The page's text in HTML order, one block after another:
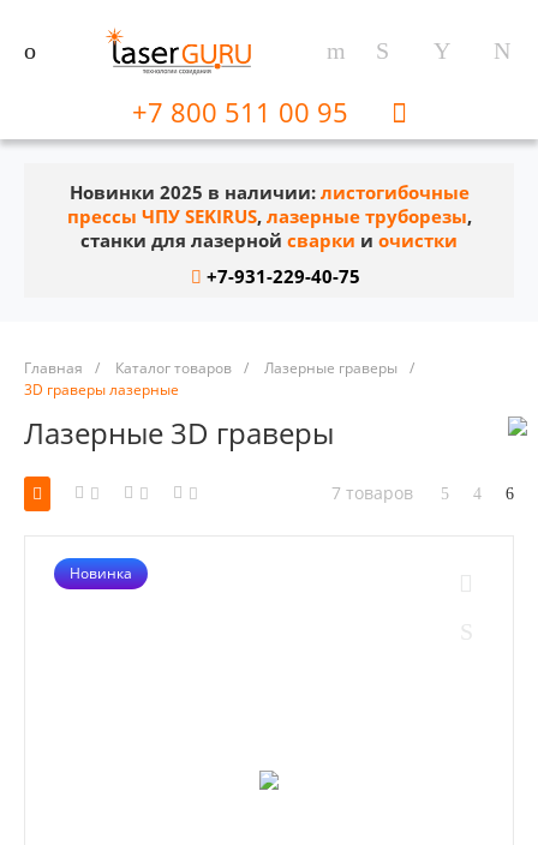
+7 800 511 00 95
Новинки 2025 в наличии: листогибочные
прессы ЧПУ SEKIRUS, лазерные труборезы,
станки для лазерной сварки и очистки
+7-931-229-40-75
Главная / Каталог товаров / Лазерные граверы
/
3D граверы лазерные
Лазерные 3D граверы
7 товаров
Новинка